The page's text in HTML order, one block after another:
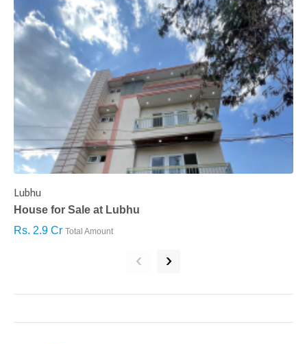
Lubhu
House for Sale at Lubhu
Rs. 2.9 Cr Total Amount
‹ ›